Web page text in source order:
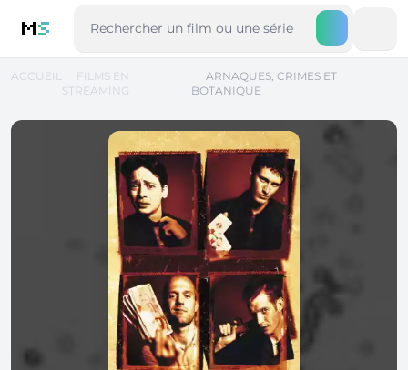
MS
ACCUEIL
FILMS EN
STREAMING
ARNAQUES, CRIMES ET
BOTANIQUE